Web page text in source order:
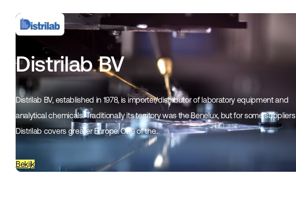
Distrilab BV
Distrilab BV, established in 1978, is importer/distributor of laboratory equipment and
analytical chemicals. Traditionally its territory was the Benelux, but for some suppliers
Distrilab covers greater Europe. One of the…
Bekijk